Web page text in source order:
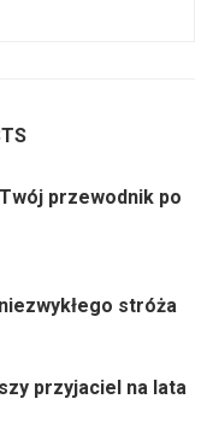
przewodnik po
stróża
przyjaciel na lata